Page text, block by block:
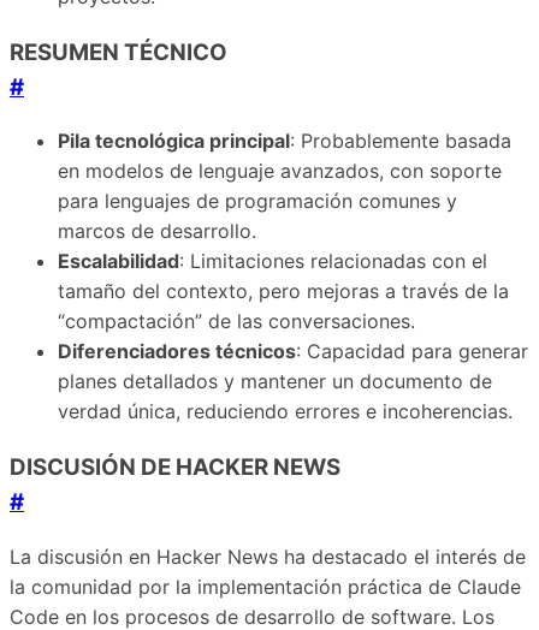
RESUMEN TÉCNICO
#
Pila tecnológica principal: Probablemente basada
en modelos de lenguaje avanzados, con soporte
para lenguajes de programación comunes y
marcos de desarrollo.
Escalabilidad: Limitaciones relacionadas con el
tamaño del contexto, pero mejoras a través de la
“compactación” de las conversaciones.
Diferenciadores técnicos: Capacidad para generar
planes detallados y mantener un documento de
verdad única, reduciendo errores e incoherencias.
DISCUSIÓN DE HACKER NEWS
#
La discusión en Hacker News ha destacado el interés de
la comunidad por la implementación práctica de Claude
Code en los procesos de desarrollo de software. Los